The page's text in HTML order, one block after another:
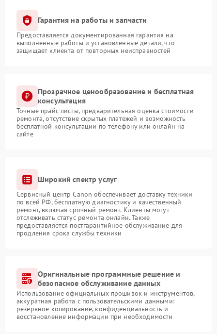
Гарантия на работы и запчасти
Предоставляется документированная гарантия на
выполненные работы и установленные детали, что
защищает клиента от повторных неисправностей
Прозрачное ценообразование и бесплатная
консультация
Точные прайс-листы, предварительная оценка стоимости
ремонта, отсутствие скрытых платежей и возможность
бесплатной консультации по телефону или онлайн на
сайте
Широкий спектр услуг
Сервисный центр Canon обеспечивает доставку техники
по всей РФ, бесплатную диагностику и качественный
ремонт, включая срочный ремонт. Клиенты могут
отслеживать статус ремонта онлайн. Также
предоставляется постгарантийное обслуживание для
продления срока службы техники
Оригинальные программные решение и
безопасное обслуживание данных
Использование официальных прошивок и инструментов,
аккуратная работа с пользовательскими данными:
резервное копирование, конфиденциальность и
восстановление информации при необходимости